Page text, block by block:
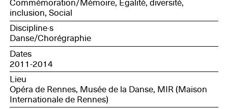
Commémoration/Mémoire, Égalité, diversité,
inclusion, Social
Discipline·s
Danse/Chorégraphie
Dates
2011-2014
Lieu
Opéra de Rennes, Musée de la Danse, MIR (Maison
Internationale de Rennes)